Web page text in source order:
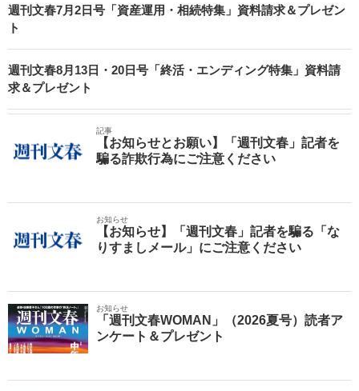
週刊文春7月2日号「資産運用・相続特集」資料請求＆プレゼン
ト
週刊文春8月13日・20日号「終活・エンディング特集」資料請
求＆プレゼント
記事
【お知らせとお願い】「週刊文春」記者を
騙る詐欺行為にご注意ください
お知らせ
【お知らせ】「週刊文春」記者を騙る「な
りすましメール」にご注意ください
お知らせ
「週刊文春WOMAN」（2026夏号）読者ア
ンケート＆プレゼント